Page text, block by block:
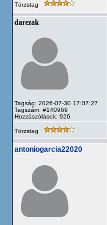
Törzstag
darezak
Tagság: 2026-07-30 17:07:27
Tagszám: #140969
Hozzászólások: 926
Törzstag
antoniogarcia22020